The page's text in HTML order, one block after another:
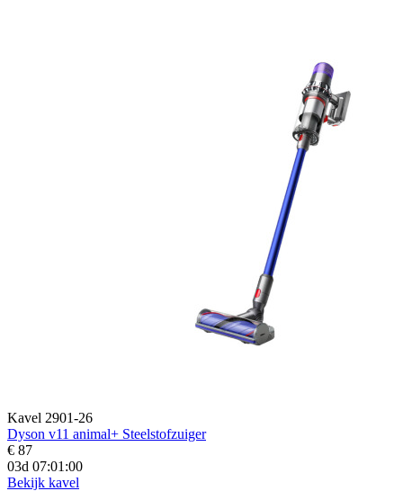
Kavel 2901-26
Dyson v11 animal+ Steelstofzuiger
€ 87
03d 07:00:59
Bekijk kavel